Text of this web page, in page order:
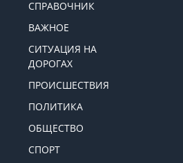
СПРАВОЧНИК
ВАЖНОЕ
ДОРОГАХ
ПРОИСШЕСТВИЯ
ПОЛИТИКА
ОБЩЕСТВО